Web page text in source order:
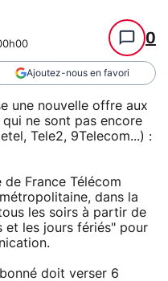
0
Ajoutez-nous en favori
une nouvelle offre aux
ne sont pas encore
Tele2, 9Telecom...) :
France Télécom
dans la
les soirs à partir de
et les jours fériés" pour
doit verser 6